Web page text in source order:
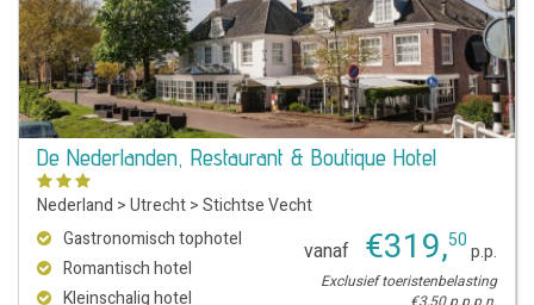
De Nederlanden, Restaurant & Boutique Hotel
Nederland >Utrecht>Stichtse Vecht
Gastronomisch tophotel
Romantisch hotel
Kleinschalig hotel
vanaf €319,50p.p.
Exclusief toeristenbelasting